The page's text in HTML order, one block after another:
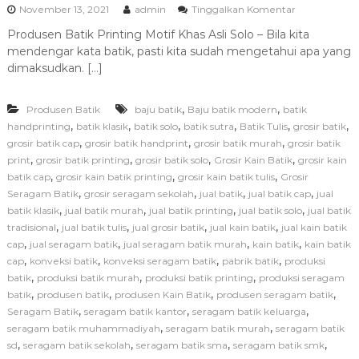
November 13, 2021 admin Tinggalkan Komentarp
d
a
d
u
n
B
a
t
i
k
r
i
n
t
i
n
Produsen Batik Printing Motif Khas Asli Solo – Bila kita
mendengar kata batik, pasti kita sudah mengetahui apa yang
dimaksudkan. […]
Produsen Batik baju batik, Baju batik modern, batik
handprinting, batik klasik, batik solo, batik sutra, Batik Tulis, grosir batik,
grosir batik cap, grosir batik handprint, grosir batik murah, grosir batik
print, grosir batik printing, grosir batik solo, Grosir Kain Batik, grosir kain
batik cap, grosir kain batik printing, grosir kain batik tulis, Grosir
Seragam Batik, grosir seragam sekolah, jual batik, jual batik cap, jual
batik klasik, jual batik murah, jual batik printing, jual batik solo, jual batik
tradisional, jual batik tulis, jual grosir batik, jual kain batik, jual kain batik
cap, jual seragam batik, jual seragam batik murah, kain batik, kain batik
cap, konveksi batik, konveksi seragam batik, pabrik batik, produksi
batik, produksi batik murah, produksi batik printing, produksi seragam
batik, produsen batik, produsen Kain Batik, produsen seragam batik,
Seragam Batik, seragam batik kantor, seragam batik keluarga,
seragam batik muhammadiyah, seragam batik murah, seragam batik
sd, seragam batik sekolah, seragam batik sma, seragam batik smk,